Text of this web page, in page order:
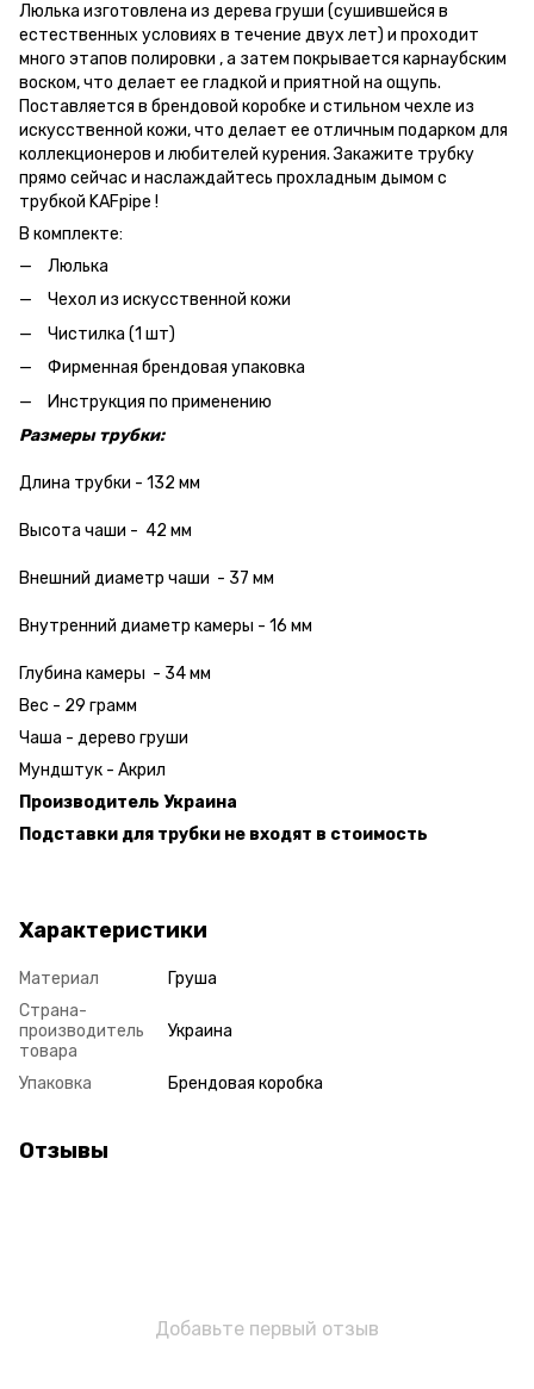
Люлька изготовлена ​​из дерева груши (сушившейся в
естественных условиях в течение двух лет) и проходит
много этапов полировки , а затем покрывается карнаубским
воском, что делает ее гладкой и приятной на ощупь.
Поставляется в брендовой коробке и стильном чехле из
искусственной кожи, что делает ее отличным подарком для
коллекционеров и любителей курения. Закажите трубку
прямо сейчас и наслаждайтесь прохладным дымом с
трубкой KAFpipe !
В комплекте:
Люлька
Чехол из искусственной кожи
Чистилка (1 шт)
Фирменная брендовая упаковка
Инструкция по применению
Размеры трубки:
Длина трубки - 132 мм
Высота чаши - 42 мм
Внешний диаметр чаши - 37 мм
Внутренний диаметр камеры - 16 мм
Глубина камеры - 34 мм
Вес - 29 грамм
Чаша - дерево груши
Мундштук - Акрил
Производитель Украина
Подставки для трубки не входят в стоимость
Характеристики
Материал
Груша
Страна-
производитель
товара
Украина
Упаковка Брендовая коробка
Отзывы
Добавьте первый отзыв